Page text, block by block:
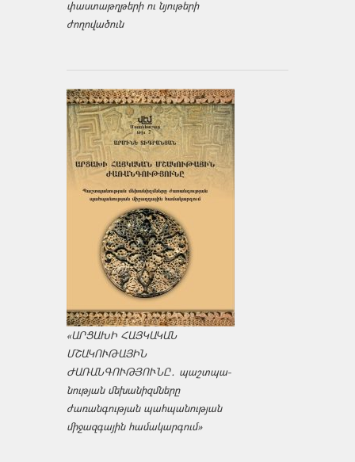
փաստաթղթերի ու նյութերի
ժողովածուն
«ԱՐՑԱԽԻ ՀԱՅԿԱԿԱՆ
ՄՇԱԿՈՒԹԱՅԻՆ
ԺԱՌԱՆԳՈՒԹՅՈՒՆԸ․ պաշտպա­
նության մեխանիզմները
ժառանգության պահպանության
միջազ­գային համակարգում»